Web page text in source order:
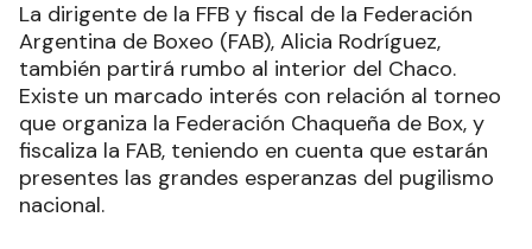
La dirigente de la FFB y fiscal de la Federación
Argentina de Boxeo (FAB), Alicia Rodríguez,
también partirá rumbo al interior del Chaco.
Existe un marcado interés con relación al torneo
que organiza la Federación Chaqueña de Box, y
fiscaliza la FAB, teniendo en cuenta que estarán
presentes las grandes esperanzas del pugilismo
nacional.